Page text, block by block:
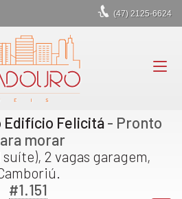
(47) 2125-6624
Felicitá- Pronto
morar
2 vagas garagem,
#1.151